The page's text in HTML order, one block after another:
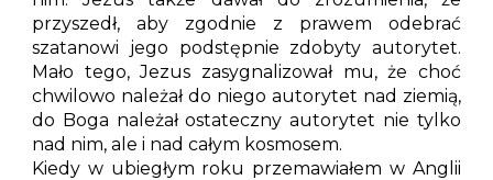
przyszedł, aby zgodnie z prawem odebrać
szatanowi jego podstępnie zdobyty autorytet.
Mało tego, Jezus zasygnalizował mu, że choć
chwilowo należał do niego autorytet nad ziemią,
do Boga należał ostateczny autorytet nie tylko
nad nim, ale i nad całym kosmosem.
Kiedy w ubiegłym roku przemawiałem w Anglii